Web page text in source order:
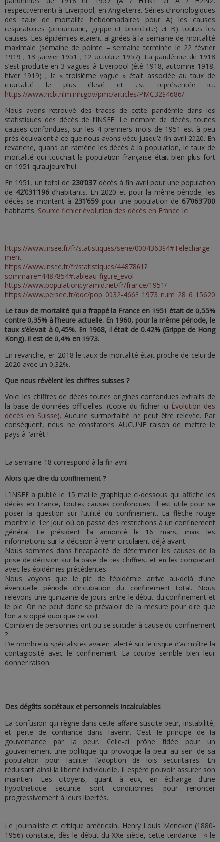
respectivement) à Liverpool, en Angleterre. Séries chronologiques
des taux de mortalité hebdomadaires pour A) les causes
respiratoires (pneumonie, grippe et bronchite) et B) toutes les
causes. Les épidémies étaient alignées à la semaine de mortalité
maximale (semaine de pointe = semaine terminée le 22 février
1919 ; 13 janvier 1951 ; 12 octobre 1957). La pandémie de 1918
s’est produite en 3 vagues à Liverpool (été 1918, automne 1918,
hiver 1919) ; la « troisième vague » était associée au taux de
mortalité le plus élevé et est représentée ici.
https://www.ncbi.nlm.nih.gov/pmc/articles/PMC3294686/
Nous avons retrouvé des traces de cette pandémie dans les
statistiques des décès de l’INSEE. Le nombre de décès, toutes
causes confondues, sur les 4 premiers mois de 1951 est à peu
près équivalent à ce que nous avons vécu jusqu’à fin avril 2020. En
revanche, quand on ramène les décès à la population, le taux de
mortalité qui touchait la population française était bien plus fort
en 1951 qu’aujourd’hui.
En 1951, un total de 230’037décès à fin avril pour une population
de 42’031’196 d’habitants. En 2020 et pour la même période, les
décès se montent à 231’659 pour une population de 67’063’700
habitants. Source fichier évolution des décès en France Ici
https://www.insee.fr/fr/statistiques/serie/000436394#Telecharge
ment
https://www.insee.fr/fr/statistiques/4487861?
sommaire=4487854#tableau-figure_evol
https://www.populationpyramid.net/fr/france/1951/
https://www.persee.fr/doc/pop_0032-4663_1973_num_28_6_15620
Le taux de mortalité qui a frappé la France en 1951 était de 0,55%
contre 0,35% à l’heure actuelle. En 1960, pour la même période, le
taux s’élevait à 0,45%. En 1968, il était de 0.42% (Grippe de Hong
Kong). Il est de 0,4% en 1973.
En revanche, en 2018 le taux de mortalité était proche de celui de
2020 avec un 0,32%.
Que nous révèlent les chiffres suisses ?
Voici les chiffres de décès toutes origines confondues extraits de
la base de données officielles. (Copie du fichier ici Évolution des
décès en Suisse). Aucune surmortalité ne peut être relevée. Par
conséquent, nous ne constatons AUCUNE raison de mettre le
pays à l’arrêt !
La semaine 18 correspond à la fin avril
Alors que dire du confinement ?
L’INSEE a publié le 15 mai le graphique ci-dessous qui affiche les
décès en France, toutes causes confondues. Il est utile pour se
poser la question sur l’utilité du confinement. La flèche rouge
montre le 1er jour où on passe des restrictions à un confinement
général. Le président l’a annoncé le 16 mars, mais les
informations sur la décision à venir circulaient déjà avant.
Nous sommes dans l’incapacité de déterminer les causes de la
prise de décision sur la base de ces chiffres, et en les comparant
avec les épidémies précédentes.
Nous voyons que le pic de l’épidémie arrive au-delà d’une
éventuelle période d’incubation du confinement total. Nous
relevons une quinzaine de jours entre le début du confinement et
le pic. On ne peut donc se prévaloir de la mesure pour dire que
l’on a stoppé quoi que ce soit.
Combien de personnes ont pu se suicider à cause du confinement
?
De nombreux spécialistes avaient alerté sur le risque d’accroître la
contagiosité avec le confinement. La courbe semble bien leur
donner raison.
Des dégâts sociétaux et personnels incalculables
La confusion qui règne dans cette affaire suscite peur, instabilité,
et perte de confiance dans l’avenir. C’est le principe de la
gouvernance par la peur. Celle-ci prône l’idée pour un
gouvernement une politique qui provoque la peur au sein de sa
population pour faciliter l’adoption de lois sécuritaires. En
réduisant ainsi la liberté individuelle, il espère pouvoir assurer son
maintien. Les citoyens, quant à eux, en échange d’une
hypothétique sécurité sont conditionnés pour renoncer
progressivement à leurs libertés.
Le journaliste et critique américain, Henry Louis Mencken (1880-
1956) constate, dès le début du XXe siècle, cette tendance : « le